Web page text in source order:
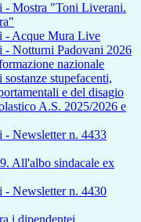
- Mostra "Toni Liverani.
- Acque Mura Live
- Notturni Padovani 2026
nazionale
stupefacenti,
e del disagio
A.S. 2025/2026 e
- Newsletter n. 4433
All'albo sindacale ex
- Newsletter n. 4430